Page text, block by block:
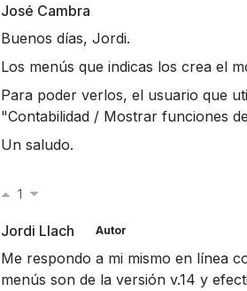
José Cambra
Buenos días, Jordi.
Los menús que indicas los crea el
Para poder verlos, el usuario que
"Contabilidad / Mostrar funciones
Un saludo.
1
Jordi Llach Autor
Me respondo a mi mismo en línea
menús son de la versión v.14 y